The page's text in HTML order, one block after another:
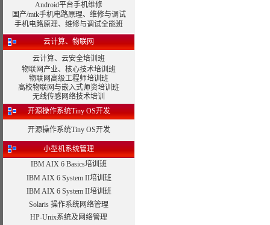
Android平台手机维修
国产/mtk手机电路原理、维修与调试
手机电路原理、维修与调试全能班
云计算、物联网
云计算、云安全培训班
物联网产业、核心技术培训班
物联网高级工程师培训班
高校物联网与嵌入式师资培训班
无线传感网络技术培训
开源操作系统Tiny OS开发
开源操作系统Tiny OS开发
小型机系统管理
IBM AIX 6 Basics培训班
IBM AIX 6 System II培训班
IBM AIX 6 System II培训班
Solaris 操作系统网络管理
HP-Unix系统及网络管理